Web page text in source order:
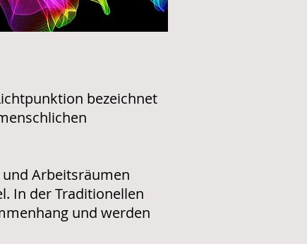
bezeichnet
Arbeitsräumen
In der Traditionellen
und werden